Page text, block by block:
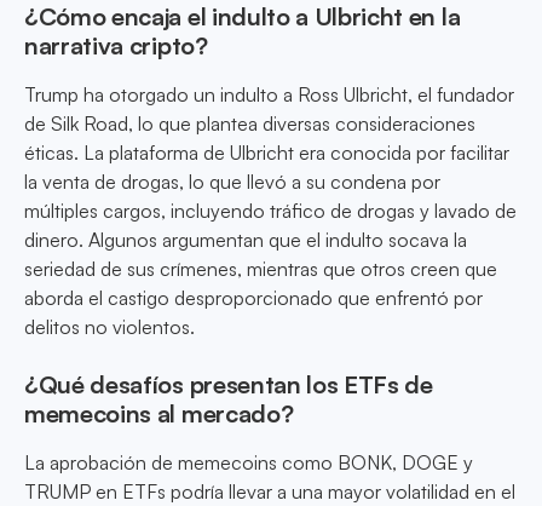
¿Cómo encaja el indulto a Ulbricht en la
narrativa cripto?
Trump ha otorgado un indulto a Ross Ulbricht, el fundador
de Silk Road, lo que plantea diversas consideraciones
éticas. La plataforma de Ulbricht era conocida por facilitar
la venta de drogas, lo que llevó a su condena por
múltiples cargos, incluyendo tráfico de drogas y lavado de
dinero. Algunos argumentan que el indulto socava la
seriedad de sus crímenes, mientras que otros creen que
aborda el castigo desproporcionado que enfrentó por
delitos no violentos.
¿Qué desafíos presentan los ETFs de
memecoins al mercado?
La aprobación de memecoins como BONK, DOGE y
TRUMP en ETFs podría llevar a una mayor volatilidad en el